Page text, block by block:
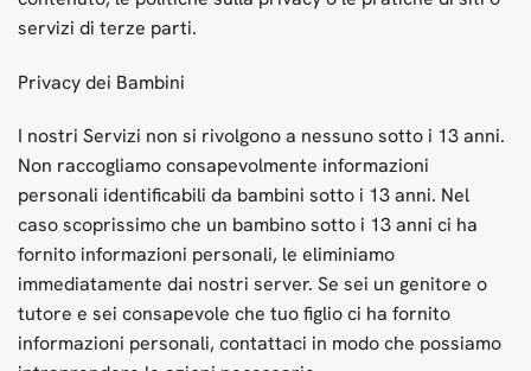
servizi di terze parti.
Privacy dei Bambini
I nostri Servizi non si rivolgono a nessuno sotto i 13 anni.
Non raccogliamo consapevolmente informazioni
personali identificabili da bambini sotto i 13 anni. Nel
caso scoprissimo che un bambino sotto i 13 anni ci ha
fornito informazioni personali, le eliminiamo
immediatamente dai nostri server. Se sei un genitore o
tutore e sei consapevole che tuo figlio ci ha fornito
informazioni personali, contattaci in modo che possiamo